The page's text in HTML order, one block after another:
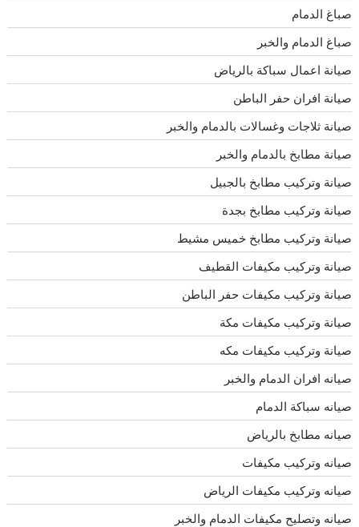
صباغ الدمام
صباغ الدمام والخبر
صيانة اعمال سباكة بالرياض
صيانة افران حفر الباطن
صيانة ثلاجات وغسالات بالدمام والخبر
صيانة مطابخ بالدمام والخبر
صيانة وتركيب مطابخ بالجبيل
صيانة وتركيب مطابخ بجدة
صيانة وتركيب مطابخ خميس مشيط
صيانة وتركيب مكيفات القطيف
صيانة وتركيب مكيفات حفر الباطن
صيانة وتركيب مكيفات مكة
صيانة وتركيب مكيفات مكه
صيانه افران الدمام والخبر
صيانه سباكة الدمام
صيانه مطابخ بالرياض
صيانه وتركيب مكيفات
صيانه وتركيب مكيفات الرياض
صيانه وتصليح مكيفات الدمام والخبر